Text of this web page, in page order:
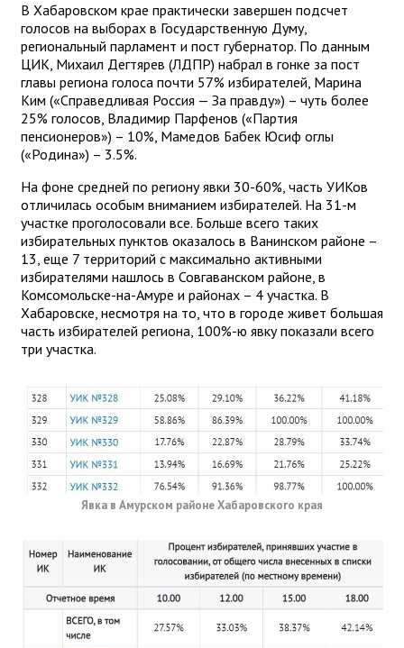
В Хабаровском крае практически завершен подсчет
голосов на выборах в Государственную Думу,
региональный парламент и пост губернатор. По данным
ЦИК, Михаил Дегтярев (ЛДПР) набрал в гонке за пост
главы региона голоса почти 57% избирателей, Марина
Ким («Справедливая Россия — За правду») – чуть более
25% голосов, Владимир Парфенов («Партия
пенсионеров») – 10%, Мамедов Бабек Юсиф оглы
(«Родина») – 3.5%.
На фоне средней по региону явки 30-60%, часть УИКов
отличилась особым вниманием избирателей. На 31-м
участке проголосовали все. Больше всего таких
избирательных пунктов оказалось в Ванинском районе –
13, еще 7 территорий с максимально активными
избирателями нашлось в Совгаванском районе, в
Комсомольске-на-Амуре и районах – 4 участка. В
Хабаровске, несмотря на то, что в городе живет большая
часть избирателей региона, 100%-ю явку показали всего
три участка.
Явка в Амурском районе Хабаровского края